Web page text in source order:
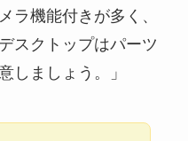
ラ機能付きが多く、
スクトップはパーツ
しましょう。」